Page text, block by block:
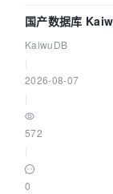
国产数据库
技术路径
KaiwuDB
2026-08-07
572
0